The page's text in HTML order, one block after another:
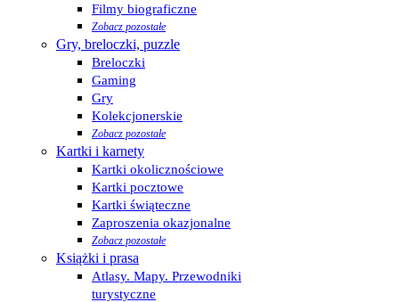
Filmy biograficzne
Zobacz pozostałe
Gry, breloczki, puzzle
Breloczki
Gaming
Gry
Kolekcjonerskie
Zobacz pozostałe
Kartki i karnety
Kartki okolicznościowe
Kartki pocztowe
Kartki świąteczne
Zaproszenia okazjonalne
Zobacz pozostałe
Książki i prasa
Atlasy. Mapy. Przewodniki
turystyczne